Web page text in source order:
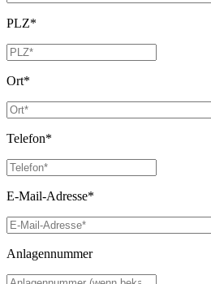
PLZ*
Ort*
Telefon*
E-Mail-Adresse*
Anlagennummer